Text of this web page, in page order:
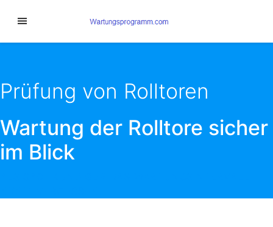
Prüfung von Rolltoren
Wartung der Rolltore sicher
im Blick